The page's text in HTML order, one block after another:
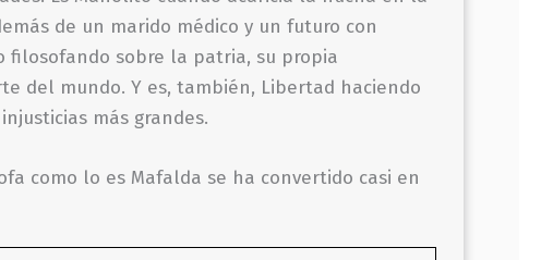
de un marido médico y un futuro con
filosofando sobre la patria, su propia
del mundo. Y es, también, Libertad haciendo
más grandes.
como lo es Mafalda se ha convertido casi en